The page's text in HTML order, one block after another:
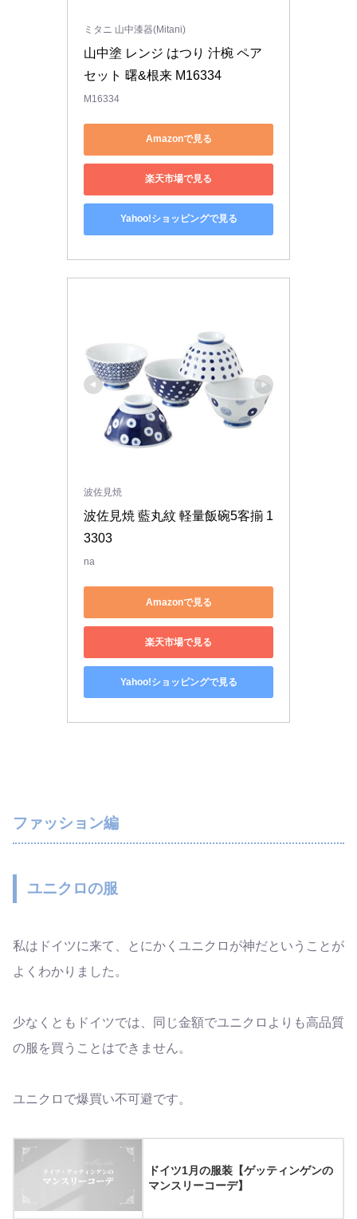
ミタニ 山中漆器(Mitani)
山中塗 レンジ はつり 汁椀 ペア
セット 曙&根来 M16334
M16334
Amazonで見る
楽天市場で見る
Yahoo!ショッピングで見る
波佐見焼
波佐見焼 藍丸紋 軽量飯碗5客揃 1
3303
na
Amazonで見る
楽天市場で見る
Yahoo!ショッピングで見る
ファッション編
ユニクロの服
私はドイツに来て、とにかくユニクロが神だということが
よくわかりました。
少なくともドイツでは、同じ金額でユニクロよりも高品質
の服を買うことはできません。
ユニクロで爆買い不可避です。
ドイツ1月の服装【ゲッティンゲンの
マンスリーコーデ】